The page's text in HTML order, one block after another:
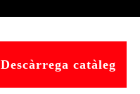
Descàrrega catàleg